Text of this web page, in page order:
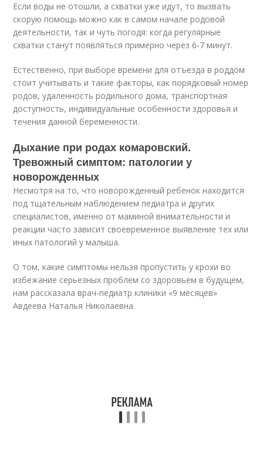
Если воды не отошли, а схватки уже идут, то вызвать
скорую помощь можно как в самом начале родовой
деятельности, так и чуть погодя: когда регулярные
схватки станут появляться примерно через 6-7 минут.
Естественно, при выборе времени для отъезда в роддом
стоит учитывать и такие факторы, как порядковый номер
родов, удаленность родильного дома, транспортная
доступность, индивидуальные особенности здоровья и
течения данной беременности.
Дыхание при родах комаровский.
Тревожный симптом: патологии у
новорожденных
Несмотря на то, что новорожденный ребенок находится
под тщательным наблюдением педиатра и других
специалистов, именно от маминой внимательности и
реакции часто зависит своевременное выявление тех или
иных патологий у малыша.
О том, какие симптомы нельзя пропустить у крохи во
избежание серьезных проблем со здоровьем в будущем,
нам рассказала врач-педиатр клиники «9 месяцев»
Авдеева Наталья Николаевна.